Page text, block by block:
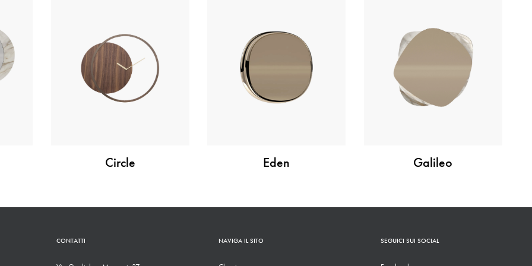
Circle Eden Galileo
CONTATTI NAVIGA IL SITO SEGUICI SUI SOCIAL